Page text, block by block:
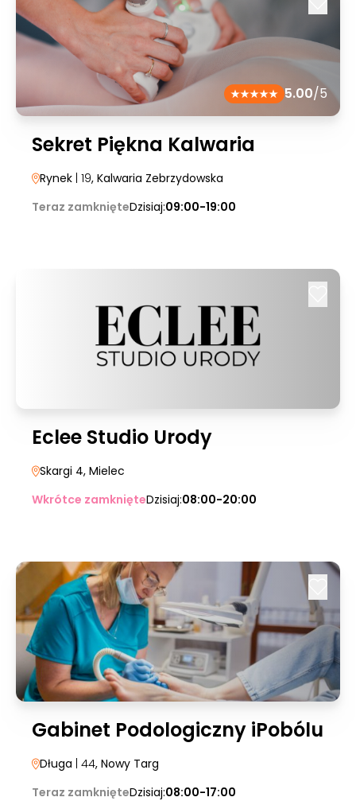
5.00/5
Sekret Piękna Kalwaria
Rynek | 19, Kalwaria Zebrzydowska
Teraz zamknięteDzisiaj:09:00-19:00
Eclee Studio Urody
Skargi 4, Mielec
Wkrótce zamknięteDzisiaj:08:00-20:00
Gabinet Podologiczny iPobólu
Długa | 44, Nowy Targ
Teraz zamknięteDzisiaj:08:00-17:00